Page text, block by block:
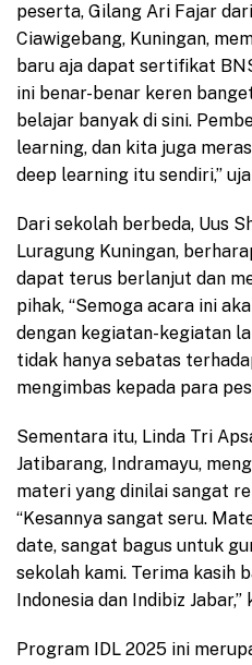
peserta, Gilang Ari Fajar
Ciawigebang, Kuningan,
baru aja dapat sertifikat
ini benar-benar keren
belajar banyak di sini.
learning, dan kita juga
deep learning itu sendiri,”
Dari sekolah berbeda, Uus
Luragung Kuningan,
dapat terus berlanjut dan
pihak, “Semoga acara ini
dengan kegiatan-kegiatan
tidak hanya sebatas
mengimbas kepada para
Sementara itu, Linda Tri
Jatibarang, Indramayu,
materi yang dinilai sangat
“Kesannya sangat seru.
date, sangat bagus untuk
sekolah kami. Terima kasih
Indonesia dan Indibiz Jabar,”
Program IDL 2025 ini